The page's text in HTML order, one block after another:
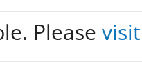
Please